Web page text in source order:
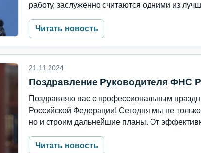
работу, заслуженно считаются одними из
Читать новость
21.11.2024
Поздравление Руководителя ФНС
Поздравляю вас с профессиональным
Российской Федерации! Сегодня мы не
но и строим дальнейшие планы. От
Читать новость